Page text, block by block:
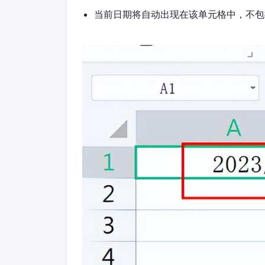
当前日期将自动出现在该单元格中，不